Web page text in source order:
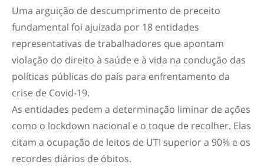
Uma arguição de descumprimento de preceito
fundamental foi ajuizada por 18 entidades
representativas de trabalhadores que apontam
violação do direito à saúde e à vida na condução das
políticas públicas do país para enfrentamento da
crise de Covid-19.
As entidades pedem a determinação liminar de ações
como o lockdown nacional e o toque de recolher. Elas
citam a ocupação de leitos de UTI superior a 90% e os
recordes diários de óbitos.